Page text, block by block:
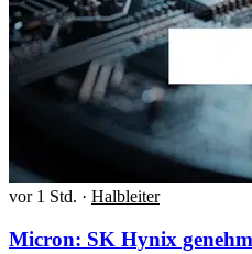
vor 1 Std. · Halbleiter
Micron: SK Hynix